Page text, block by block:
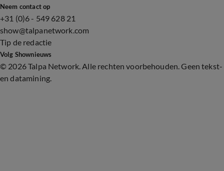
Neem contact op
+31 (0)6 - 549 628 21
show@talpanetwork.com
Tip de redactie
Volg Shownieuws
© 2026 Talpa Network. Alle rechten voorbehouden. Geen tekst-
en datamining.